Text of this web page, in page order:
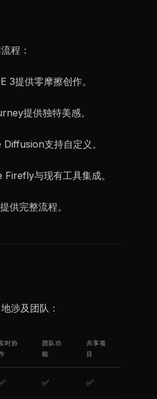
程：
3提供零摩擦创作。
提供独特美感。
Diffusion支持自定义。
与现有工具集成。
供完整流程。
涉及团队：
时协
团队功
能
共享项
目
✅ ✅